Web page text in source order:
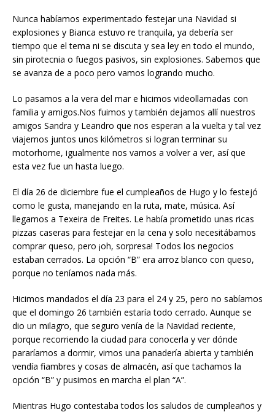
Nunca habíamos experimentado festejar una Navidad si
explosiones y Bianca estuvo re tranquila, ya debería ser
tiempo que el tema ni se discuta y sea ley en todo el mundo,
sin pirotecnia o fuegos pasivos, sin explosiones. Sabemos que
se avanza de a poco pero vamos logrando mucho.
Lo pasamos a la vera del mar e hicimos videollamadas con
familia y amigos.Nos fuimos y también dejamos allí nuestros
amigos Sandra y Leandro que nos esperan a la vuelta y tal vez
viajemos juntos unos kilómetros si logran terminar su
motorhome, igualmente nos vamos a volver a ver, así que
esta vez fue un hasta luego.
El día 26 de diciembre fue el cumpleaños de Hugo y lo festejó
como le gusta, manejando en la ruta, mate, música. Así
llegamos a Texeira de Freites. Le había prometido unas ricas
pizzas caseras para festejar en la cena y solo necesitábamos
comprar queso, pero ¡oh, sorpresa! Todos los negocios
estaban cerrados. La opción “B” era arroz blanco con queso,
porque no teníamos nada más.
Hicimos mandados el día 23 para el 24 y 25, pero no sabíamos
que el domingo 26 también estaría todo cerrado. Aunque se
dio un milagro, que seguro venía de la Navidad reciente,
porque recorriendo la ciudad para conocerla y ver dónde
pararíamos a dormir, vimos una panadería abierta y también
vendía fiambres y cosas de almacén, así que tachamos la
opción “B” y pusimos en marcha el plan “A”.
Mientras Hugo contestaba todos los saludos de cumpleaños y